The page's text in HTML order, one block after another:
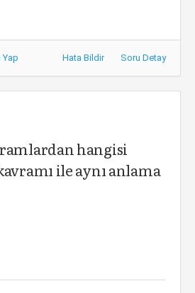
Yap Hata Bildir Soru Detay
hangisi
ile aynı anlama